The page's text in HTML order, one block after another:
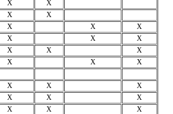
X
X
X
X
X X
X
X X
X
X X
X
X X
X
X X
X
X X
X
X X
X